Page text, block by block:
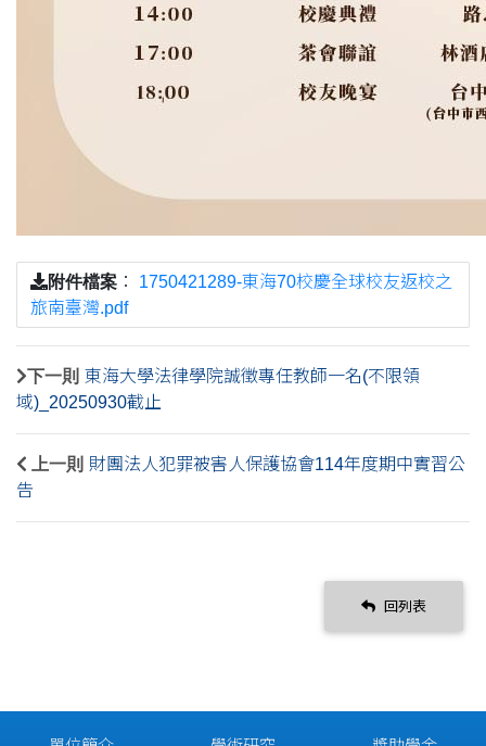
附件檔案 ： 1750421289-東海70校慶全球校友返校之
旅南臺灣.pdf
下一則 東海大學法律學院誠徵專任教師一名(不限領
域)_20250930截止
上一則 財團法人犯罪被害人保護協會114年度期中實習公
告
回列表